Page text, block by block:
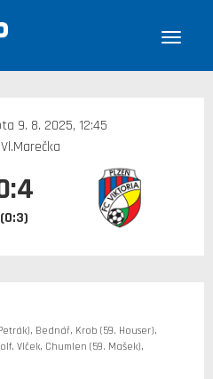
9. 8. 2025, 12:45
(0:3)
Bednář, Krob (59. Houser),
Vlček, Chumlen (59. Mašek),